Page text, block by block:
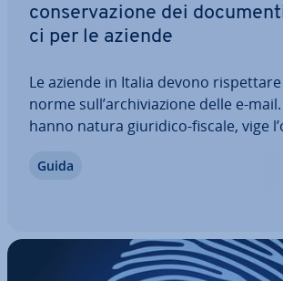
con­ser­va­zio­ne dei
ci per le aziende
Le aziende in Italia devono
norme sull’ar­chi­via­zio­ne delle e-
hanno natura giuridico-fiscale, vige
anche delle e-mail) per un minimo di
Guida